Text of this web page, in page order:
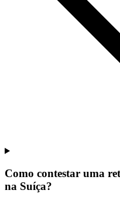
Como contestar uma
na Suíça?